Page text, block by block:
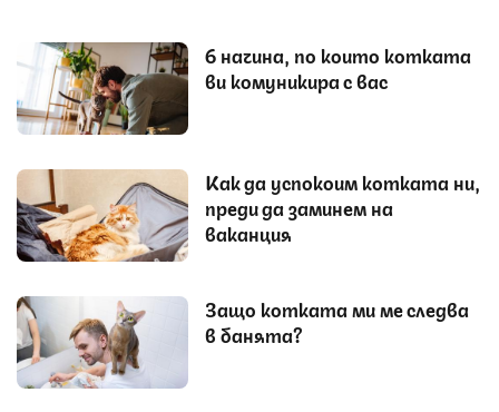
6 начина, по които котката
ви комуникира с вас
Как да успокоим котката ни,
преди да заминем на
ваканция
Защо котката ми ме следва
в банята?